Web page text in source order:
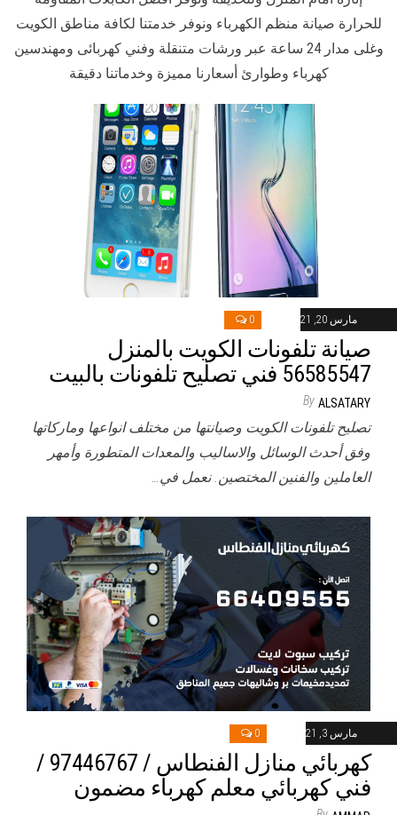
للحرارة صيانة منظم الكهرباء ونوفر خدمتنا لكافة مناطق الكويت
وغلى مدار 24 ساعة عبر ورشات متنقلة وفني كهربائى ومهندسين
كهرباء وطوارئ أسعارنا مميزة وخدماتنا دقيقة
مارس 20, 2021 0
صيانة تلفونات الكويت بالمنزل
56585547 فني تصليح تلفونات بالبيت
By ALSATARY
تصليح تلفونات الكويت وصيانتها من مختلف انواعها وماركاتها
وفق أحدث الوسائل والاساليب والمعدات المتطورة وأمهر
العاملين والفنين المختصين. نعمل في…
مارس 3, 2021 0
كهربائي منازل الفنطاس / 97446767 /
فني كهربائي معلم كهرباء مضمون